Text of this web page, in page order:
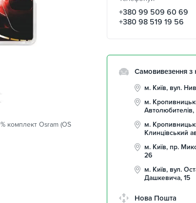
комплект Osram (OS
+380 99 509 60 69
+380 98 519 19 56
Самовивезення з
м. Київ, вул.
м.
Автолюбителів,
м.
Клинцівський
м. Київ, пр.
26
м. Київ, вул.
Дашкевича, 15
Нова Пошта